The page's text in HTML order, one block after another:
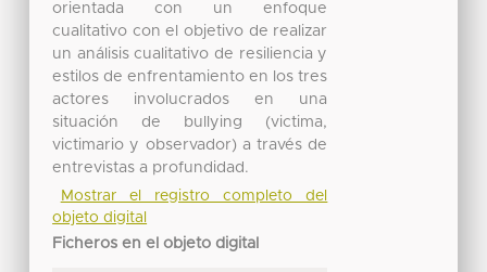
orientada con un enfoque
cualitativo con el objetivo de realizar
un análisis cualitativo de resiliencia y
estilos de enfrentamiento en los tres
actores involucrados en una
situación de bullying (victima,
victimario y observador) a través de
entrevistas a profundidad.
Mostrar el registro completo del
objeto digital
Ficheros en el objeto digital